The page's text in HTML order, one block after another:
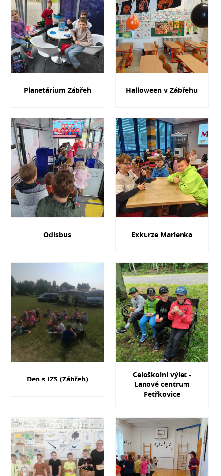
Planetárium Zábřeh Halloween v Zábřehu
Odisbus Exkurze Marlenka
Den s IZS (Zábřeh)
Celoškolní výlet -
Lanové centrum
Petřkovice